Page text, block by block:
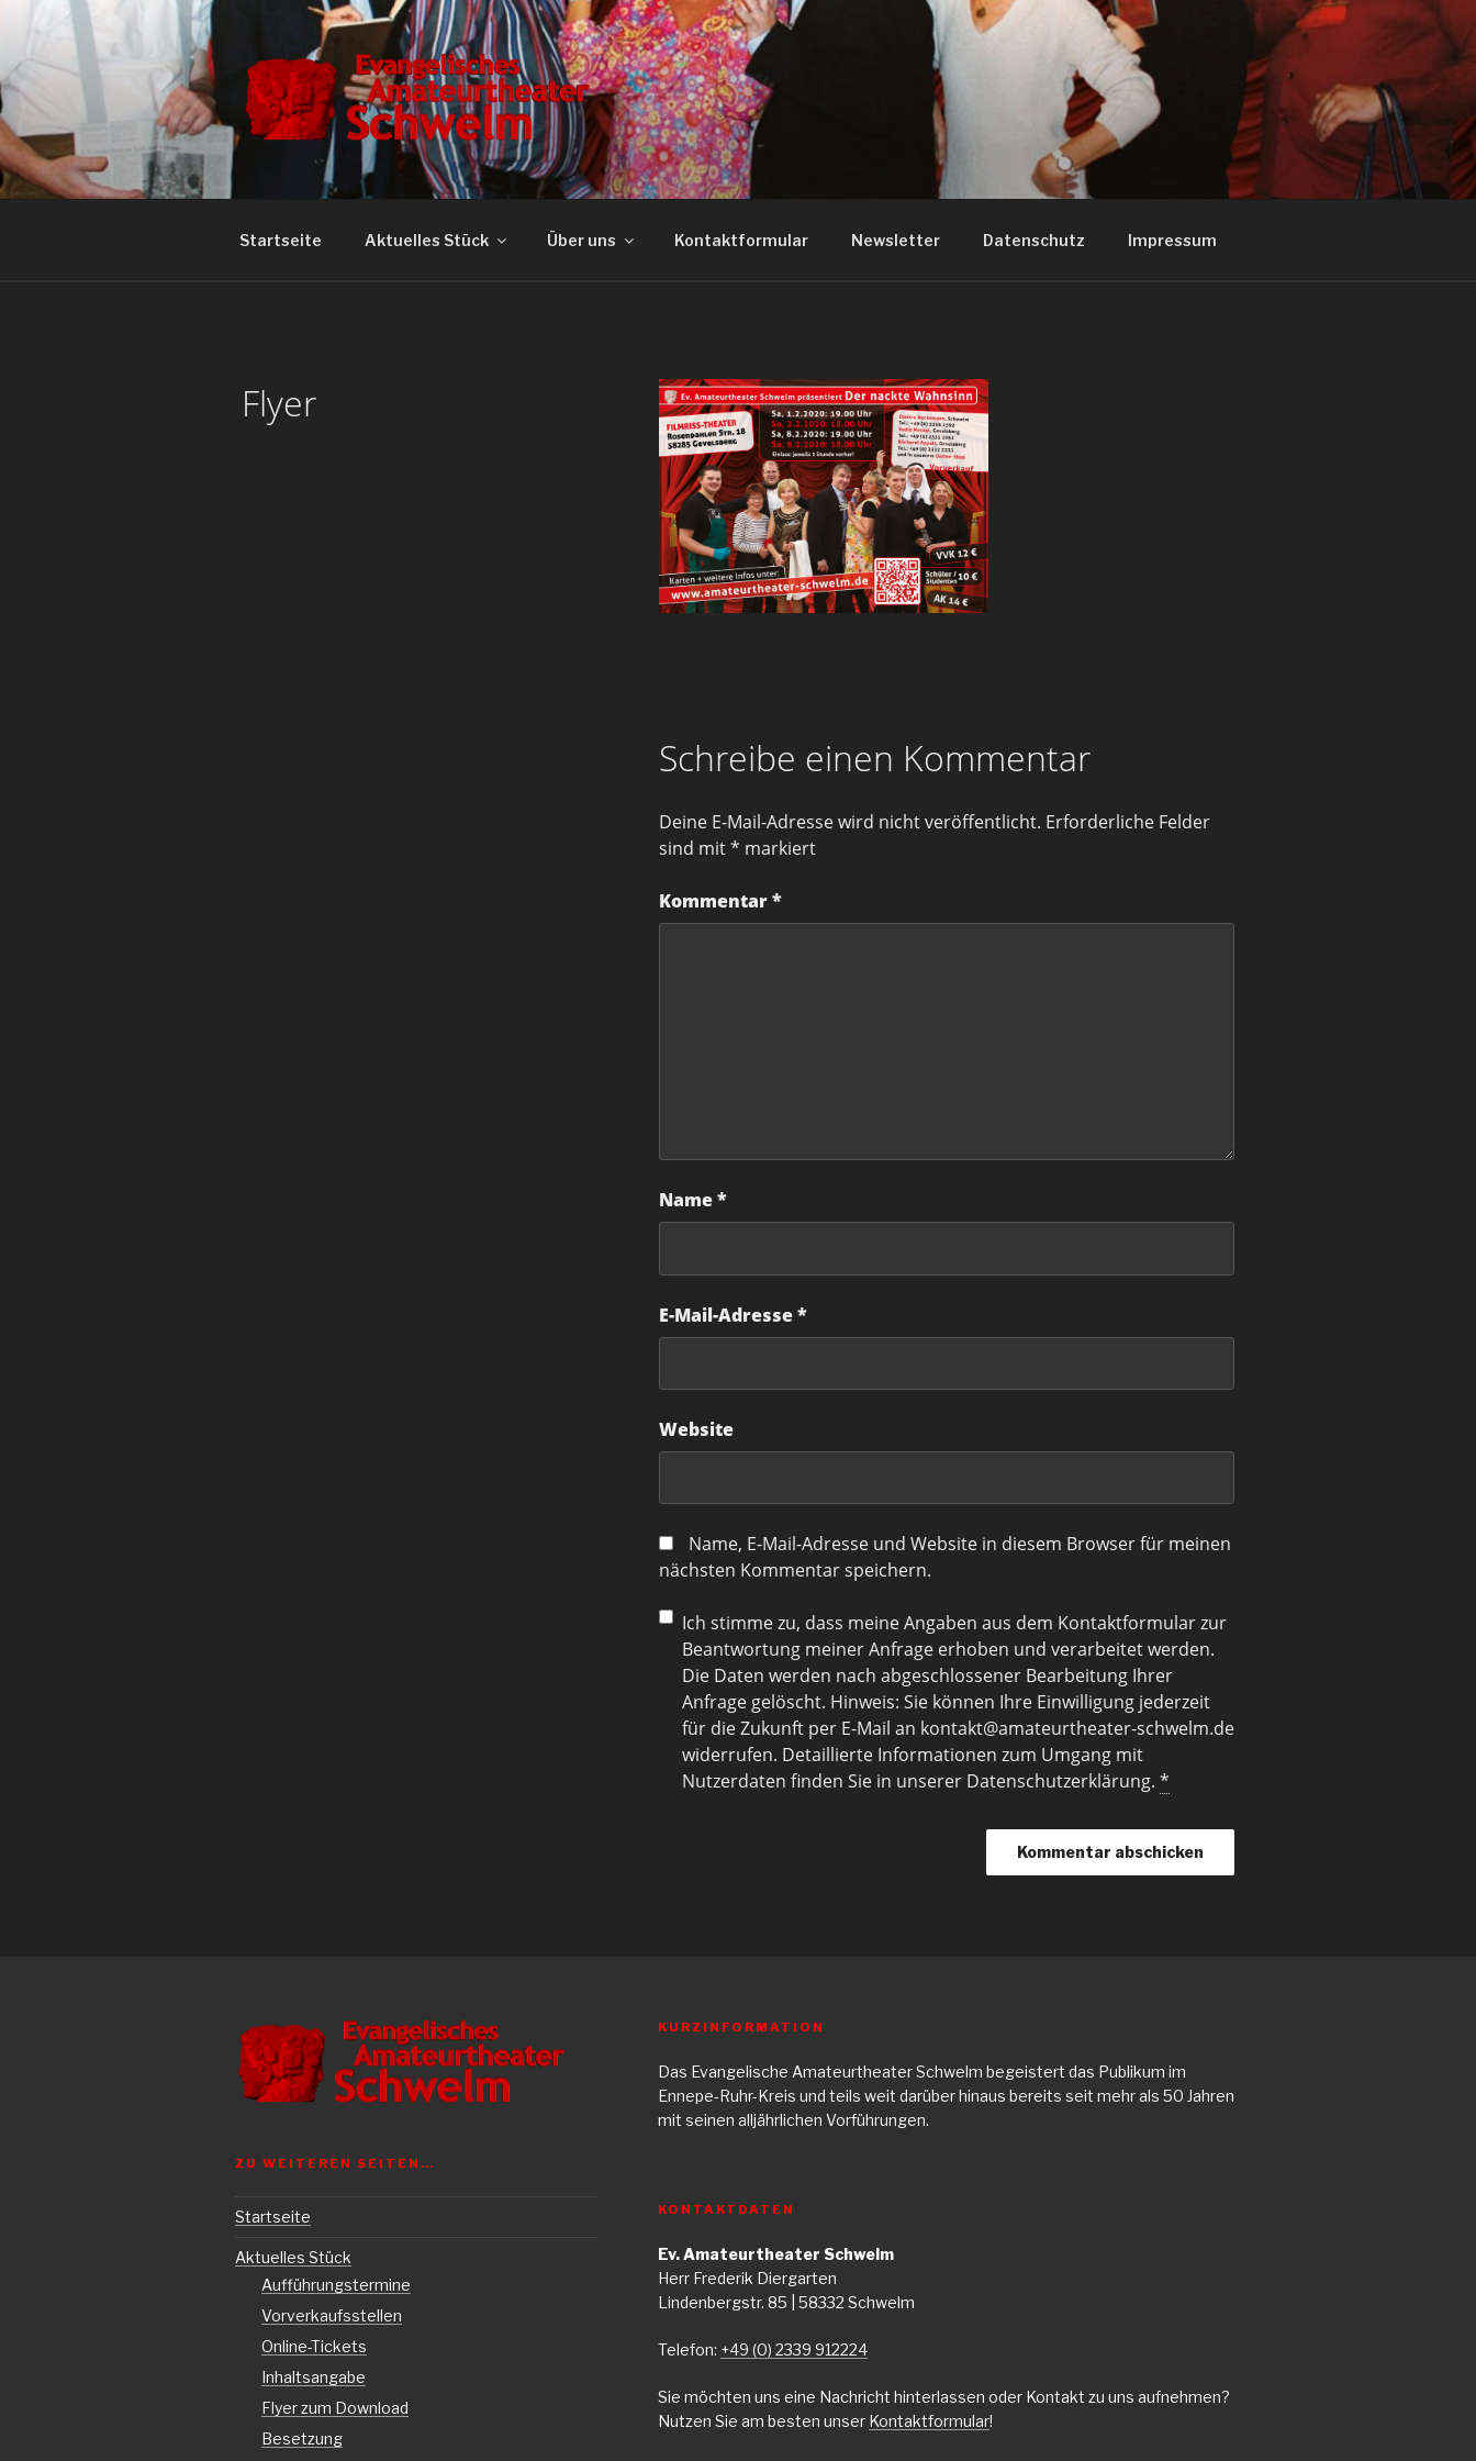
springen
EVANGELISCHES AMATEURTHEATER
SCHWELM
Wir lieben Theater!
Startseite Aktuelles Stück Über uns Kontaktformular Newsletter Datenschutz Impressum
Flyer
Schreibe einen Kommentar
Deine E-Mail-Adresse wird nicht veröffentlicht. Erforderliche Felder
sind mit* markiert
Kommentar*
Name*
E-Mail-Adresse*
Website
Name, E-Mail-Adresse und Website in diesem Browser für meinen
nächsten Kommentar speichern.
Ich stimme zu, dass meine Angaben aus dem Kontaktformular zur
Beantwortung meiner Anfrage erhoben und verarbeitet werden.
Die Daten werden nach abgeschlossener Bearbeitung Ihrer
Anfrage gelöscht. Hinweis: Sie können Ihre Einwilligung jederzeit
für die Zukunft per E-Mail an kontakt@amateurtheater-schwelm.de
widerrufen. Detaillierte Informationen zum Umgang mit
Nutzerdaten finden Sie in unserer Datenschutzerklärung. *
ZU WEITEREN SEITEN…
Startseite
Aktuelles Stück
Aufführungstermine
Vorverkaufsstellen
Online-Tickets
Inhaltsangabe
Flyer zum Download
Besetzung
KURZINFORMATION
Das Evangelische Amateurtheater Schwelm begeistert das Publikum im
Ennepe-Ruhr-Kreis und teils weit darüber hinaus bereits seit mehr als 50 Jahren
mit seinen alljährlichen Vorführungen.
KONTAKTDATEN
Ev. Amateurtheater Schwelm
Herr Frederik Diergarten
Lindenbergstr. 85 | 58332 Schwelm
Telefon: +49 (0) 2339 912224
Sie möchten uns eine Nachricht hinterlassen oder Kontakt zu uns aufnehmen?
Nutzen Sie am besten unser Kontaktformular!